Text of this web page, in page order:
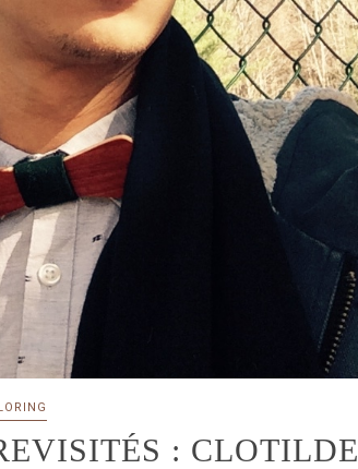
: CLOTILDE